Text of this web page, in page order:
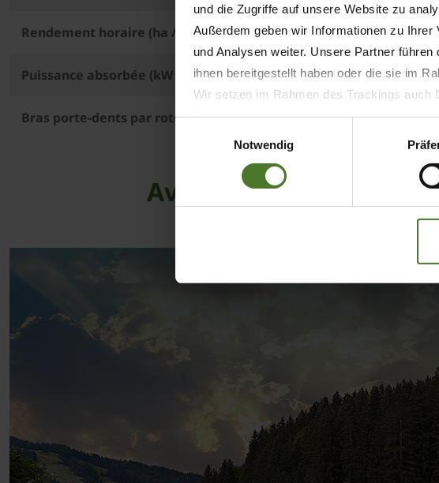
und die Zugriffe auf unsere Website zu
Außerdem geben wir Informationen zu
und Analysen weiter. Unsere Partner
ihnen bereitgestellt haben oder die sie im
Wir setzen im Rahmen des Trackings auch
Datenschutzbestimmungen ein, wodurch
Impressum
Notwendig
Rendement horaire (ha / h)
Puissance absorbée (kW / CV)
Bras porte-dents par rotor
Avec effet Lift – pour